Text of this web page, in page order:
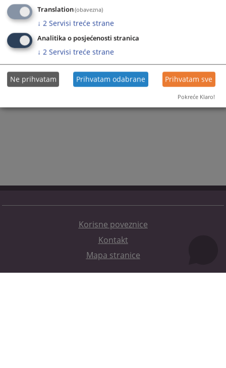
Pravilnici
Kontakt
Korisne poveznice
Kontakt
Mapa stranice
Translation(obavezna)
↓ 2 Servisi treće strane
Analitika o posjećenosti stranica
↓ 2 Servisi treće strane
Ne prihvatam Prihvatam odabrane Prihvatam sve
Pokreće Klaro!